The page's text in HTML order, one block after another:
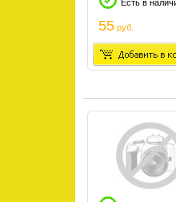
Есть в
55 руб.